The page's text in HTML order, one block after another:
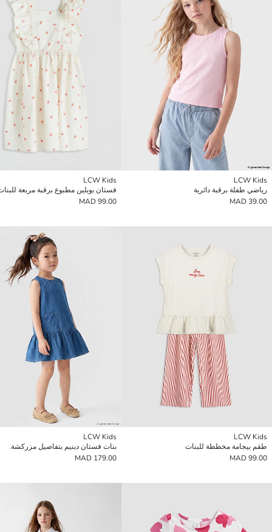
LCW Kids
رياضي طفلة برقبة دائرية
39.00 MAD
LCW Kids
فستان بوبلين مطبوع برقبة مربعة
99.00 MAD
LCW Kids
طقم بيجامة مخططة للبنات
99.00 MAD
LCW Kids
بنات فستان دينيم بتفاصيل مزركشة.
179.00 MAD